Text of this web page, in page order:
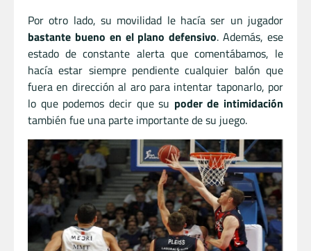
Por otro lado, su movilidad le hacía ser un jugador
bastante bueno en el plano defensivo. Además, ese
estado de constante alerta que comentábamos, le
hacía estar siempre pendiente cualquier balón que
fuera en dirección al aro para intentar taponarlo, por
lo que podemos decir que su poder de intimidación
también fue una parte importante de su juego.